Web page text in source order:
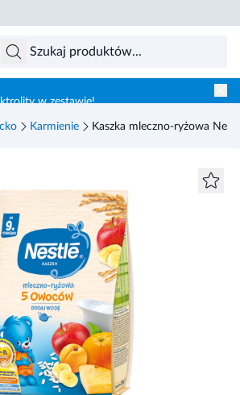
w zestawie!
Karmienie Kaszka mleczno-ryżowa